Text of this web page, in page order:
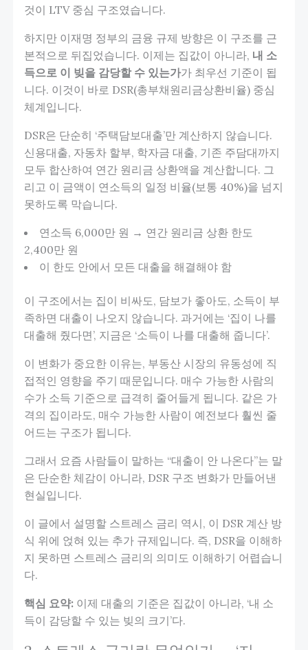
것이 LTV 중심 구조였습니다.
하지만 이재명 정부의 금융 규제 방향은 이 구조를 근
본적으로 뒤집었습니다. 이제는 집값이 아니라, 내 소
득으로 이 빚을 감당할 수 있는가가 최우선 기준이 됩
니다. 이것이 바로 DSR(총부채원리금상환비율) 중심
체계입니다.
DSR은 단순히 ‘주택담보대출’만 계산하지 않습니다.
신용대출, 자동차 할부, 학자금 대출, 기존 주담대까지
모두 합산하여 연간 원리금 상환액을 계산합니다. 그
리고 이 금액이 연소득의 일정 비율(보통 40%)을 넘지
못하도록 막습니다.
연소득 6,000만 원 → 연간 원리금 상환 한도
2,400만 원
이 한도 안에서 모든 대출을 해결해야 함
이 구조에서는 집이 비싸도, 담보가 좋아도, 소득이 부
족하면 대출이 나오지 않습니다. 과거에는 ‘집이 나를
대출해 줬다면’, 지금은 ‘소득이 나를 대출해 줍니다’.
이 변화가 중요한 이유는, 부동산 시장의 유동성에 직
접적인 영향을 주기 때문입니다. 매수 가능한 사람의
수가 소득 기준으로 급격히 줄어들게 됩니다. 같은 가
격의 집이라도, 매수 가능한 사람이 예전보다 훨씬 줄
어드는 구조가 됩니다.
그래서 요즘 사람들이 말하는 “대출이 안 나온다”는 말
은 단순한 체감이 아니라, DSR 구조 변화가 만들어낸
현실입니다.
이 글에서 설명할 스트레스 금리 역시, 이 DSR 계산 방
식 위에 얹혀 있는 추가 규제입니다. 즉, DSR을 이해하
지 못하면 스트레스 금리의 의미도 이해하기 어렵습니
다.
핵심 요약:이제 대출의 기준은 집값이 아니라, ‘내 소
득이 감당할 수 있는 빚의 크기’다.